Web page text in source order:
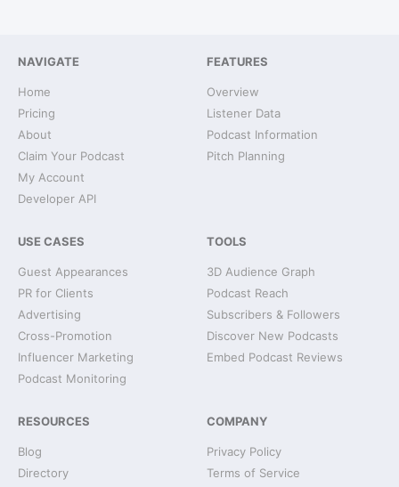
NAVIGATE
Home
Pricing
About
Claim Your Podcast
My Account
Developer API
FEATURES
Overview
Listener Data
Podcast Information
Pitch Planning
USE CASES
Guest Appearances
PR for Clients
Advertising
Cross-Promotion
Influencer Marketing
Podcast Monitoring
TOOLS
3D Audience Graph
Podcast Reach
Subscribers & Followers
Discover New Podcasts
Embed Podcast Reviews
RESOURCES
Blog
Directory
COMPANY
Privacy Policy
Terms of Service